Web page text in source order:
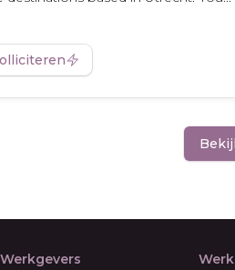
Werkgevers